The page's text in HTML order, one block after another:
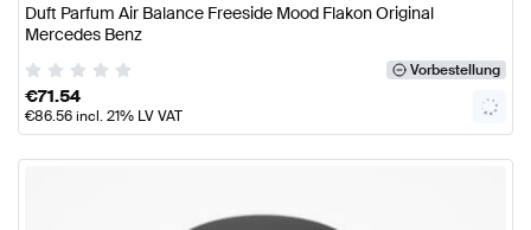
Duft Parfum Air Balance Freeside Mood Flakon Original
Mercedes Benz
Vorbestellung
€71.54
€86.56incl. 21% LV VAT